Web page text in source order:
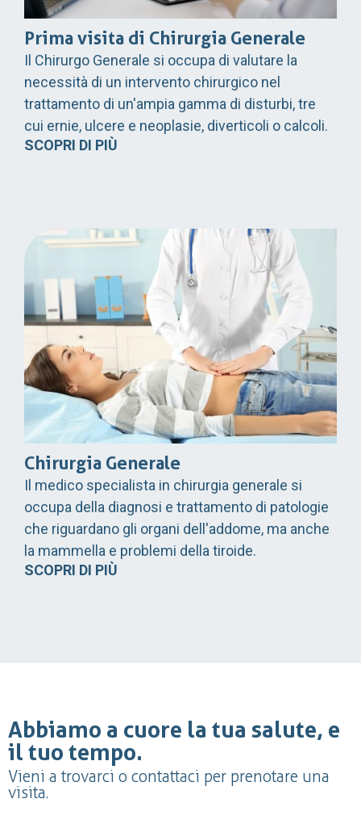
Prima visita di Chirurgia Generale
Il Chirurgo Generale si occupa di valutare la
necessità di un intervento chirurgico nel
trattamento di un'ampia gamma di disturbi, tre
cui ernie, ulcere e neoplasie, diverticoli o calcoli.
SCOPRI DI PIÙ
Chirurgia Generale
Il medico specialista in chirurgia generale si
occupa della diagnosi e trattamento di patologie
che riguardano gli organi dell'addome, ma anche
la mammella e problemi della tiroide.
SCOPRI DI PIÙ
Abbiamo a cuore la tua salute, e
il tuo tempo.
Vieni a trovarci o contattaci per prenotare una
visita.